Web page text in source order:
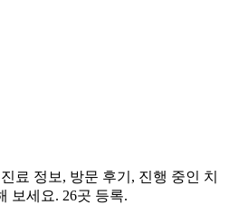
료 정보, 방문 후기, 진행 중인 치
보세요. 26곳 등록.